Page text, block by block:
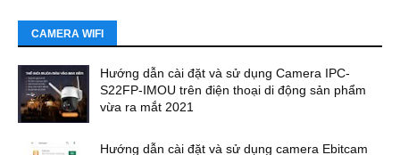
CAMERA WIFI
Hướng dẫn cài đặt và sử dụng Camera IPC-
S22FP-IMOU trên điện thoại di động sản phẩm
vừa ra mắt 2021
Hướng dẫn cài đặt và sử dụng camera Ebitcam